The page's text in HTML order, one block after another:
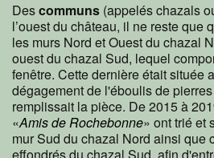
Descommuns (appelés chazals
l’ouest du château, il ne reste que
les murs Nord et Ouest du chazal
ouest du chazal Sud, lequel
fenêtre. Cette dernière était située
dégagement de l'éboulis de
remplissait la pièce. De 2015 à
«Amis de Rochebonne» ont trié et
mur Sud du chazal Nord ainsi que